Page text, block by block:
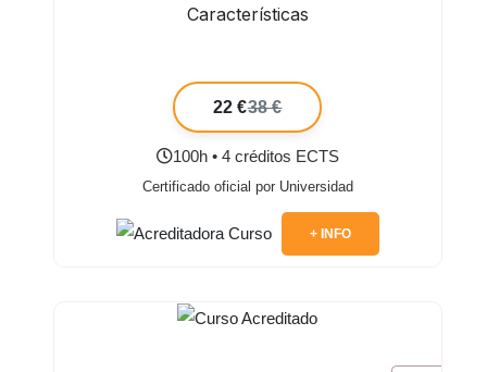
Características
22 €38 €
100h • 4 créditos ECTS
Certificado oficial por Universidad
+ INFO